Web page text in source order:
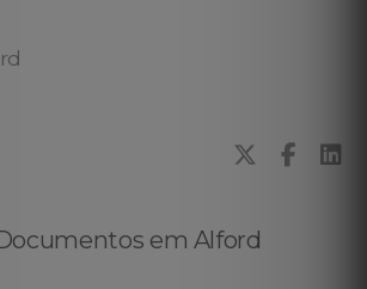
em Alford